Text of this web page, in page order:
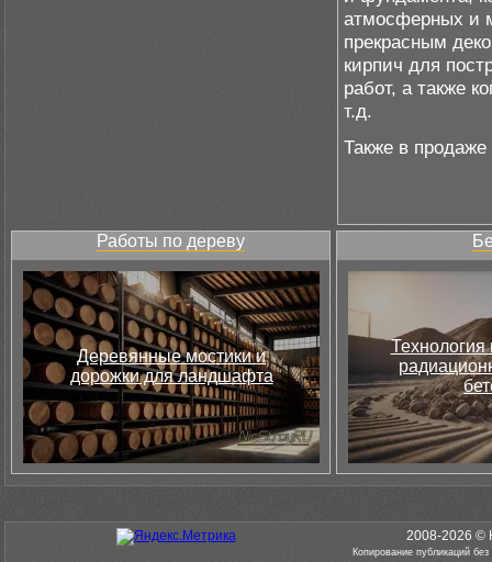
атмосферных и
прекрасным
кирпич для
работ, а также
т.д.
Также в
Работы по дереву
Деревянные мостики и
дорожки для ландшафта
Технология
2008-2026 ©
Копирование публикаций